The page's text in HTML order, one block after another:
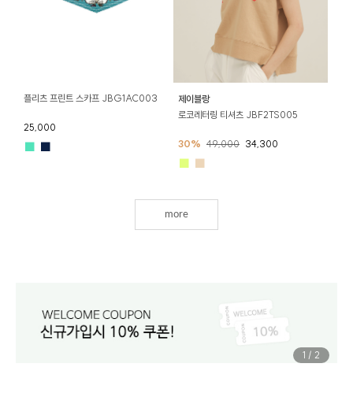
플리츠 프린트 스카프 JBG1AC003
25,000
■ ■
제이블랑
로코레터링 티셔츠 JBF2TS005
30% 49,000 34,300
■ ■
more
1 / 2